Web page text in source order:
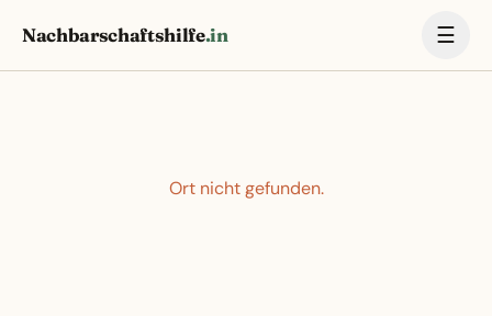
Nachbarschaftshilfe.in ☰
Ort nicht gefunden.